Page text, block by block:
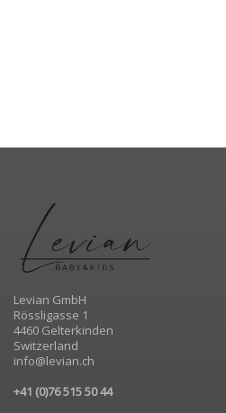
Levian GmbH
Rössligasse 1
4460 Gelterkinden
Switzerland
info@levian.ch
+41 (0)76 515 50 44